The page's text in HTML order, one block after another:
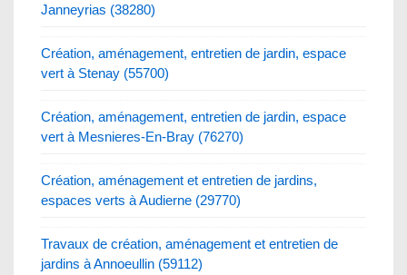
Janneyrias (38280)
Création, aménagement, entretien de jardin, espace
vert à Stenay (55700)
Création, aménagement, entretien de jardin, espace
vert à Mesnieres-En-Bray (76270)
Création, aménagement et entretien de jardins,
espaces verts à Audierne (29770)
Travaux de création, aménagement et entretien de
jardins à Annoeullin (59112)